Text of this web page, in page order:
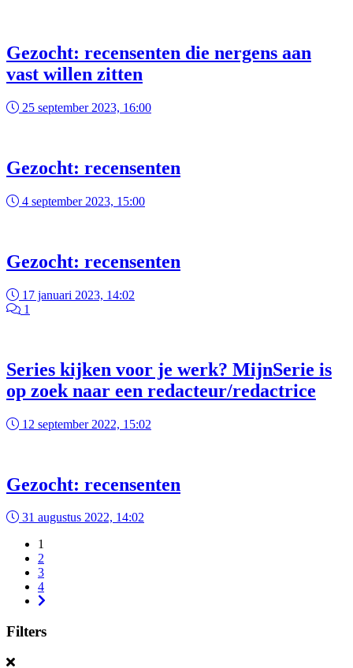
Gezocht: recensenten die nergens aan
vast willen zitten
25 september 2023, 16:00
Gezocht: recensenten
4 september 2023, 15:00
Gezocht: recensenten
17 januari 2023, 14:02
1
Series kijken voor je werk? MijnSerie is
op zoek naar een redacteur/redactrice
12 september 2022, 15:02
Gezocht: recensenten
31 augustus 2022, 14:02
1
2
3
4
Filters